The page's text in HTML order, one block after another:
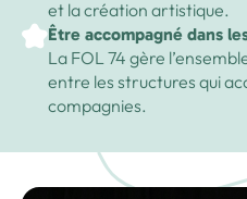
Nous rejoindre
et la création artistique.
Être accompagné dans
La FOL 74 gère
entre les structures qui
compagnies.